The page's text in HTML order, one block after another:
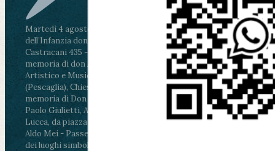
Martedì 4 agosto2026
ore 11:30 - Lucca, Scuola
dell’Infanzia don Aldo Mei - Viale Castruccio
Castracani 435 - Inaugurazione murales in
memoria di don Aldo Mei curato dal Liceo
Artistico e Musicale “Passaglia”
ore 18 - Fiano
(Pescaglia), Chiesa parrocchiale - Messa in
memoria di Don Aldo Mei celebrata da mons.
Paolo Giulietti, Arcivescovo di Lucca
ore 20.30 -
Lucca, da piazza San Michele al Cippo di don
Aldo Mei - Passeggiata della Memoria in alcuni
dei luoghi simbolo della città. Ritrovo alle ore